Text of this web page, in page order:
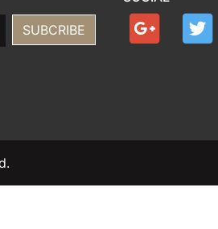
SUBCRIBE